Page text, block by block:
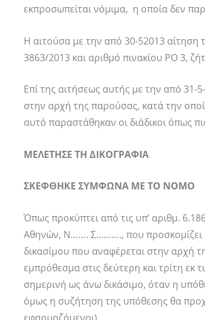
εκπροσωπείται νόμιμα, η οποία δεν
Η αιτούσα με την από 30-52013 αίτηση
3863/2013 και αριθμό πινακίου ΡΟ 3,
Επί της αιτήσεως αυτής με την από
στην αρχή της παρούσας, κατά την
αυτό παραστάθηκαν οι διάδικοι όπως
ΜΕΛΕΤΗΣΕ ΤΗ ΔΙΚΟΓΡΑΦΙΑ
ΣΚΕΦΘΗΚΕ ΣΥΜΦΩΝΑ ΜΕ ΤΟ ΝΟΜΟ
Όπως προκύπτει από τις υπ’ αριθμ.
Αθηνών, Ν……. Σ………., που προσκομίζει
δικασίμου που αναφέρεται στην αρχή
εμπρόθεσμα στις δεύτερη και τρίτη
σημερινή ως άνω δικάσιμο, όταν η
όμως η συζήτηση της υπόθεσης θα